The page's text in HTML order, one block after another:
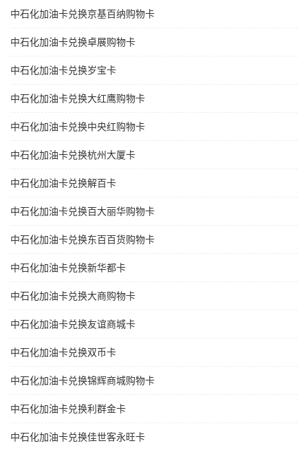
中石化加油卡兑换京基百纳购物卡
中石化加油卡兑换卓展购物卡
中石化加油卡兑换岁宝卡
中石化加油卡兑换大红鹰购物卡
中石化加油卡兑换中央红购物卡
中石化加油卡兑换杭州大厦卡
中石化加油卡兑换解百卡
中石化加油卡兑换百大丽华购物卡
中石化加油卡兑换东百百货购物卡
中石化加油卡兑换新华都卡
中石化加油卡兑换大商购物卡
中石化加油卡兑换友谊商城卡
中石化加油卡兑换双币卡
中石化加油卡兑换锦辉商城购物卡
中石化加油卡兑换利群金卡
中石化加油卡兑换佳世客永旺卡